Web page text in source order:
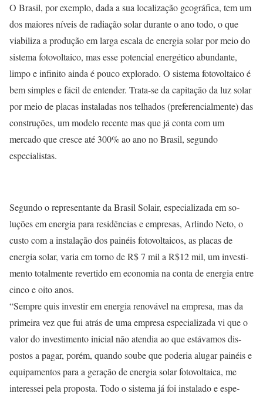
O Brasil, por exemplo, dada a sua localização geográfica, tem um
dos maiores níveis de radia­ção solar durante o ano todo, o que
viabiliza a produção em larga escala de energia solar por meio do
sistema fotovoltaico, mas esse potencial energético abun­dante,
limpo e infinito ainda é pouco explorado. O sistema fo­tovoltaico é
bem simples e fácil de entender. Trata-se da capitação da luz solar
por meio de placas instaladas nos telhados (preferencialmente) das
construções, um modelo recente mas que já conta com um
mercado que cresce até 300% ao ano no Brasil, segundo
especialistas.
Segundo o representante da Brasil Solair, especializada em so­
luções em energia para residên­cias e empresas, Arlindo Neto, o
custo com a instalação dos pai­néis fotovoltaicos, as placas de
energia solar, varia em torno de R$ 7 mil a R$12 mil, um investi­
mento totalmente revertido em economia na conta de energia entre
cinco e oito anos.
“Sempre quis investir em ener­gia renovável na empresa, mas da
primeira vez que fui atrás de uma empresa especializada vi que o
valor do investimento inicial não atendia ao que estávamos dis­
postos a pagar, porém, quando soube que poderia alugar painéis e
equipamentos para a geração de energia solar fotovoltaica, me
interessei pela proposta. Todo o sistema já foi instalado e espe­